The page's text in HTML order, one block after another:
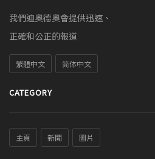
我們迪奧德奧會提供迅速、
正確和公正的報道
繁體中文 简体中文
CATEGORY
主頁 新聞 圖片